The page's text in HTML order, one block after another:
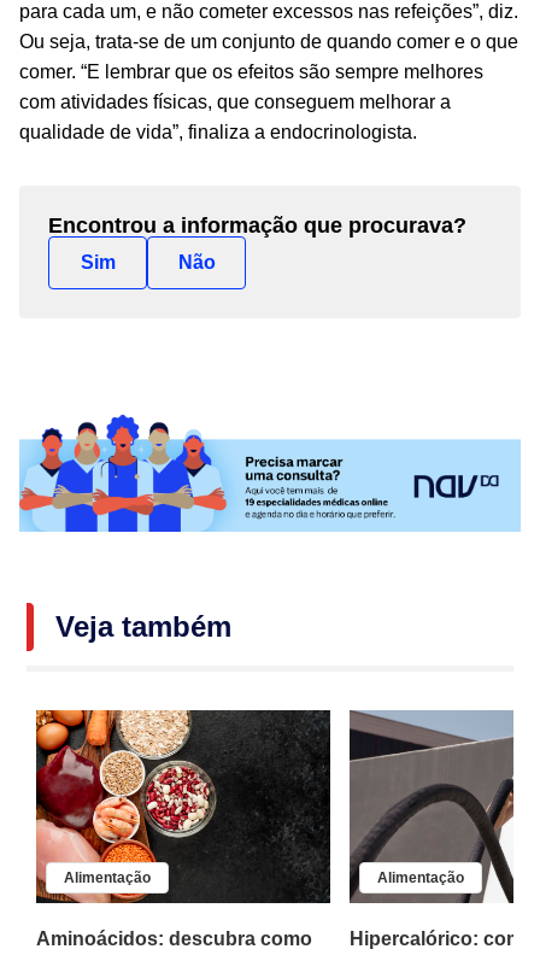
para cada um, e não cometer excessos nas refeições”, diz.
Ou seja, trata-se de um conjunto de quando comer e o que
comer. “E lembrar que os efeitos são sempre melhores
com atividades físicas, que conseguem melhorar a
qualidade de vida”, finaliza a endocrinologista.
Encontrou a informação que procurava?
Sim Não
Veja também
Alimentação
Aminoácidos: descubra como
Alimentação
Hipercalórico: